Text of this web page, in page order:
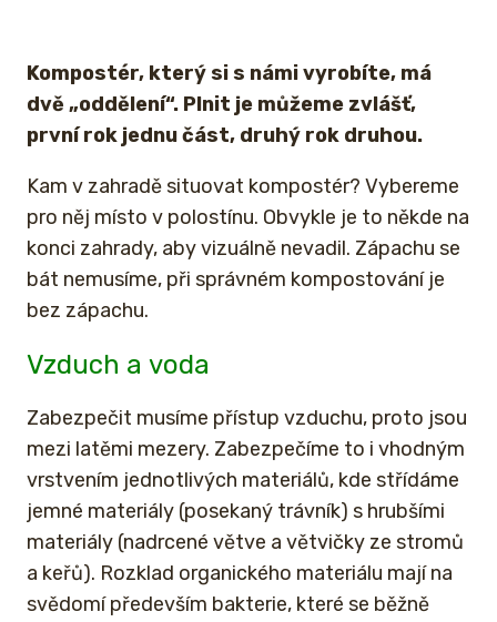
Kompostér, který si s námi vyrobíte, má
dvě „oddělení“. Plnit je můžeme zvlášť,
první rok jednu část, druhý rok druhou.
Kam v zahradě situovat kompostér? Vybereme
pro něj místo v polostínu. Obvykle je to někde na
konci zahrady, aby vizuálně nevadil. Zápachu se
bát nemusíme, při správném kompostování je
bez zápachu.
Vzduch a voda
Zabezpečit musíme přístup vzduchu, proto jsou
mezi latěmi mezery. Zabezpečíme to i vhodným
vrstvením jednotlivých materiálů, kde střídáme
jemné materiály (posekaný trávník) s hrubšími
materiály (nadrcené větve a větvičky ze stromů
a keřů). Rozklad organického materiálu mají na
svědomí především bakterie, které se běžně